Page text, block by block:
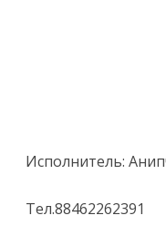
Исполнитель:
Тел.88462262391